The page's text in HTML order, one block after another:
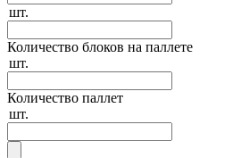
шт.
Количество блоков на паллете
шт.
Количество паллет
шт.